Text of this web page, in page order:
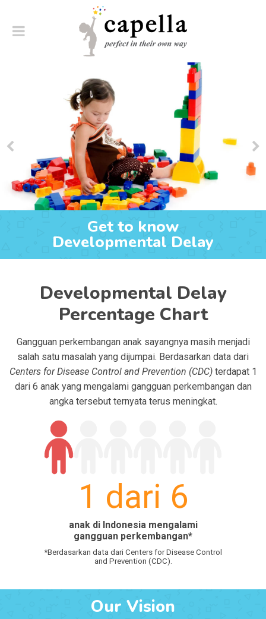
Get to know
Developmental Delay
1 dari 6
anak di Indonesia mengalami
gangguan perkembangan*
*Berdasarkan data dari Centers for Disease Control
and Prevention (CDC).
Developmental Delay
Percentage Chart
Gangguan perkembangan anak sayangnya masih menjadi
salah satu masalah yang dijumpai. Berdasarkan data dari
Centers for Disease Control and Prevention (CDC)terdapat 1
dari 6 anak yang mengalami gangguan perkembangan dan
angka tersebut ternyata terus meningkat.
Our Vision